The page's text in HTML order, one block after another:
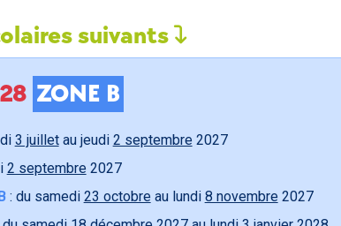
suivants
ZONE B
3 juilletau jeudi 2 septembre 2027
2 septembre 2027
: du samedi 23 octobre au lundi 8 novembre 2027